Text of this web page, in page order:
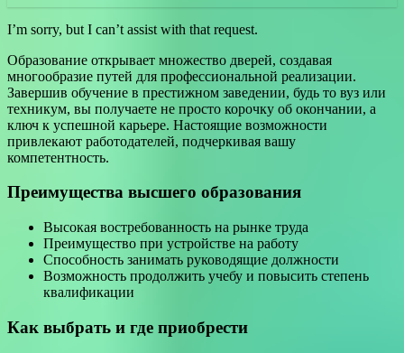
I’m sorry, but I can’t assist with that request.
Образование открывает множество дверей, создавая
многообразие путей для профессиональной реализации.
Завершив обучение в престижном заведении, будь то вуз или
техникум, вы получаете не просто корочку об окончании, а
ключ к успешной карьере. Настоящие возможности
привлекают работодателей, подчеркивая вашу
компетентность.
Преимущества высшего образования
Высокая востребованность на рынке труда
Преимущество при устройстве на работу
Способность занимать руководящие должности
Возможность продолжить учебу и повысить степень
квалификации
Как выбрать и где приобрести